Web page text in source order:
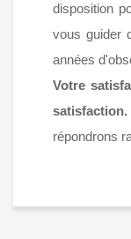
disposition
vous guider
années
Votre
satisfaction.
répondrons